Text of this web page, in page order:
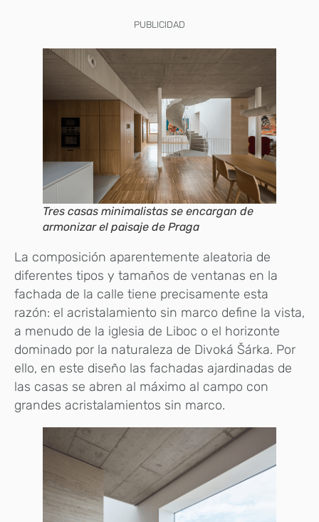
PUBLICIDAD
Tres casas minimalistas se encargan de
armonizar el paisaje de Praga
La composición aparentemente aleatoria de
diferentes tipos y tamaños de ventanas en la
fachada de la calle tiene precisamente esta
razón: el acristalamiento sin marco define la vista,
a menudo de la iglesia de Liboc o el horizonte
dominado por la naturaleza de Divoká Šárka. Por
ello, en este diseño las fachadas ajardinadas de
las casas se abren al máximo al campo con
grandes acristalamientos sin marco.